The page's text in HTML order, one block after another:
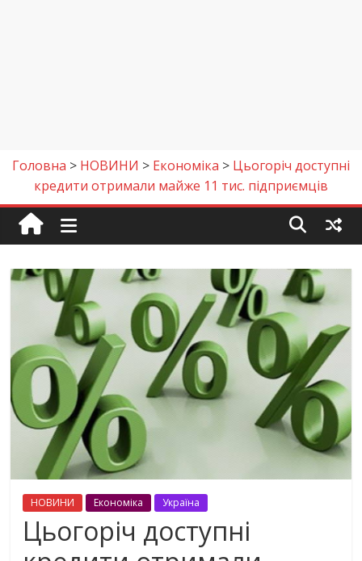
Головна > НОВИНИ > Економіка > Цьогоріч доступні
кредити отримали майже 11 тис. підприємців
НОВИНИ Економіка Україна
Цьогоріч доступні